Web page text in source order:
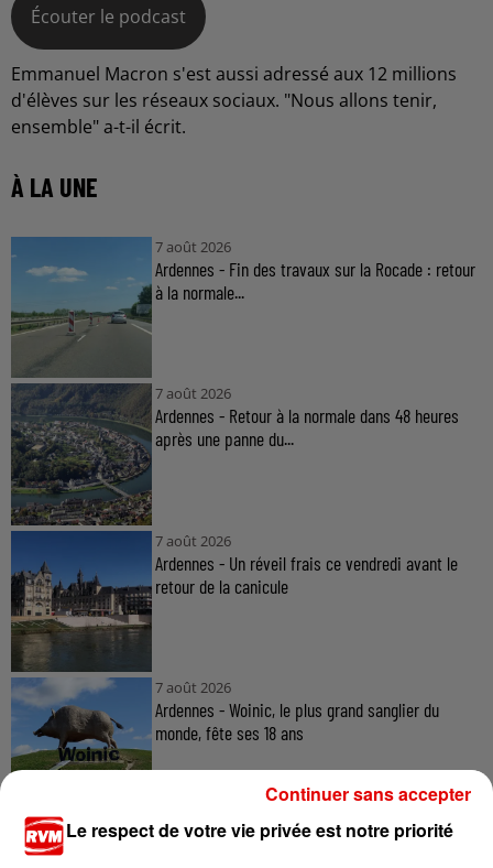
Écouter le podcast
Emmanuel Macron s'est aussi adressé aux 12 millions
d'élèves sur les réseaux sociaux. "Nous allons tenir,
ensemble" a-t-il écrit.
À LA UNE
7 août 2026
Ardennes - Fin des travaux sur la Rocade : retour
à la normale...
7 août 2026
Ardennes - Retour à la normale dans 48 heures
après une panne du...
7 août 2026
Ardennes - Un réveil frais ce vendredi avant le
retour de la canicule
7 août 2026
Ardennes - Woinic, le plus grand sanglier du
monde, fête ses 18 ans
Le respect de votre vie privée est notre priorité
Continuer sans accepter